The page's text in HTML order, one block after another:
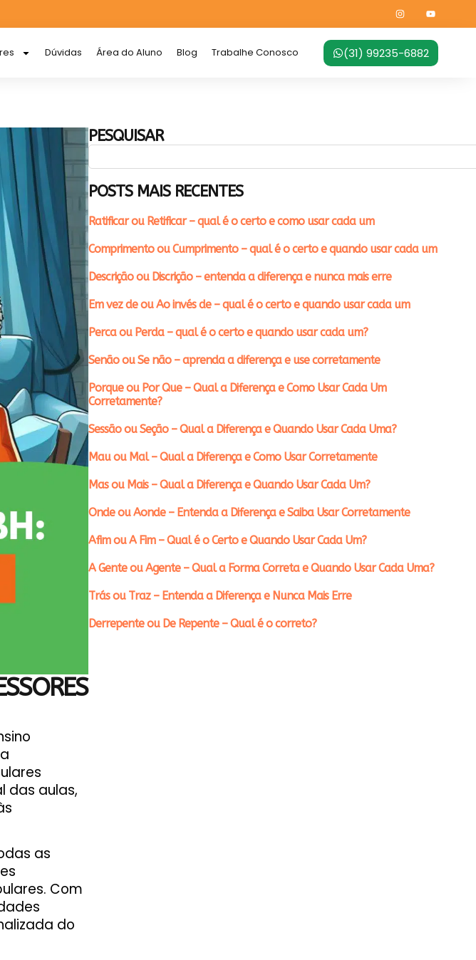
Dúvidas Área do Aluno Blog Trabalhe Conosco (31) 99235-6882
das aulas,
as
Com
do
PESQUISAR
POSTS MAIS RECENTES
Ratificar ou Retificar – qual é o certo e como usar cada um
Comprimento ou Cumprimento – qual é o certo e quando usar cada um
Descrição ou Discrição – entenda a diferença e nunca mais erre
Em vez de ou Ao invés de – qual é o certo e quando usar cada um
Perca ou Perda – qual é o certo e quando usar cada um?
Senão ou Se não – aprenda a diferença e use corretamente
Porque ou Por Que – Qual a Diferença e Como Usar Cada Um
Corretamente?
Sessão ou Seção – Qual a Diferença e Quando Usar Cada Uma?
Mau ou Mal – Qual a Diferença e Como Usar Corretamente
Mas ou Mais – Qual a Diferença e Quando Usar Cada Um?
Onde ou Aonde – Entenda a Diferença e Saiba Usar Corretamente
Afim ou A Fim – Qual é o Certo e Quando Usar Cada Um?
A Gente ou Agente – Qual a Forma Correta e Quando Usar Cada Uma?
Trás ou Traz – Entenda a Diferença e Nunca Mais Erre
Derrepente ou De Repente – Qual é o correto?